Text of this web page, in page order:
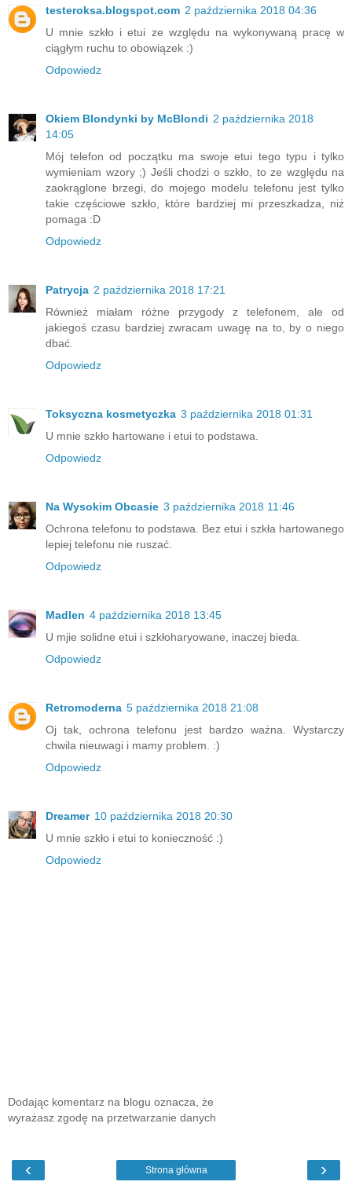
testeroksa.blogspot.com 2 października 2018 04:36
U mnie szkło i etui ze względu na wykonywaną pracę w
ciągłym ruchu to obowiązek :)
Odpowiedz
Okiem Blondynki by McBlondi 2 października 2018
14:05
Mój telefon od początku ma swoje etui tego typu i tylko
wymieniam wzory ;) Jeśli chodzi o szkło, to ze względu na
zaokrąglone brzegi, do mojego modelu telefonu jest tylko
takie częściowe szkło, które bardziej mi przeszkadza, niż
pomaga :D
Odpowiedz
Patrycja 2 października 2018 17:21
Również miałam różne przygody z telefonem, ale od
jakiegoś czasu bardziej zwracam uwagę na to, by o niego
dbać.
Odpowiedz
Toksyczna kosmetyczka 3 października 2018 01:31
U mnie szkło hartowane i etui to podstawa.
Odpowiedz
Na Wysokim Obcasie 3 października 2018 11:46
Ochrona telefonu to podstawa. Bez etui i szkła hartowanego
lepiej telefonu nie ruszać.
Odpowiedz
Madlen 4 października 2018 13:45
U mjie solidne etui i szkłoharyowane, inaczej bieda.
Odpowiedz
Retromoderna 5 października 2018 21:08
Oj tak, ochrona telefonu jest bardzo ważna. Wystarczy
chwila nieuwagi i mamy problem. :)
Odpowiedz
Dreamer 10 października 2018 20:30
U mnie szkło i etui to konieczność :)
Odpowiedz
Dodając komentarz na blogu oznacza, że
wyrażasz zgodę na przetwarzanie danych
‹ ›
Strona główna